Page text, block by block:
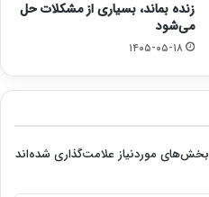
زنده بماند، بسیاری از مشکلات حل
می‌شود
۱۴۰۵-۰۵-۱۸
بخش‌های موردنیاز علامت‌گذاری شده‌اند